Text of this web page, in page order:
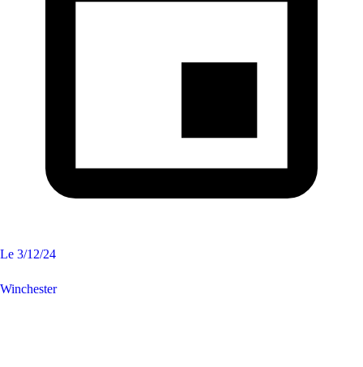
Le 3/12/24
Winchester